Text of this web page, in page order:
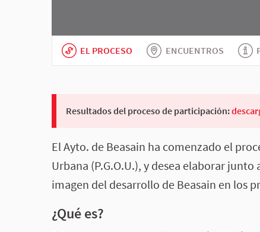
EL PROCESO ENCUENTROS
Resultados del proceso de participación:
El Ayto. de Beasain ha comenzado el
Urbana (P.G.O.U.), y desea elaborar
imagen del desarrollo de Beasain en los
¿Qué es?